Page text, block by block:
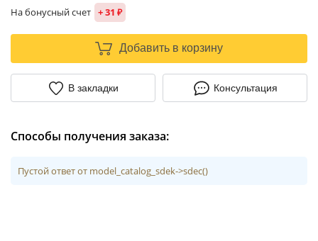
На бонусный счет + 31 ₽
Добавить в корзину
В закладки Консультация
Способы получения заказа:
Пустой ответ от model_catalog_sdek->sdec()